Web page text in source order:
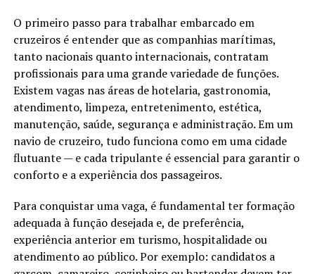
O primeiro passo para trabalhar embarcado em
cruzeiros é entender que as companhias marítimas,
tanto nacionais quanto internacionais, contratam
profissionais para uma grande variedade de funções.
Existem vagas nas áreas de hotelaria, gastronomia,
atendimento, limpeza, entretenimento, estética,
manutenção, saúde, segurança e administração. Em um
navio de cruzeiro, tudo funciona como em uma cidade
flutuante — e cada tripulante é essencial para garantir o
conforto e a experiência dos passageiros.
Para conquistar uma vaga, é fundamental ter formação
adequada à função desejada e, de preferência,
experiência anterior em turismo, hospitalidade ou
atendimento ao público. Por exemplo: candidatos a